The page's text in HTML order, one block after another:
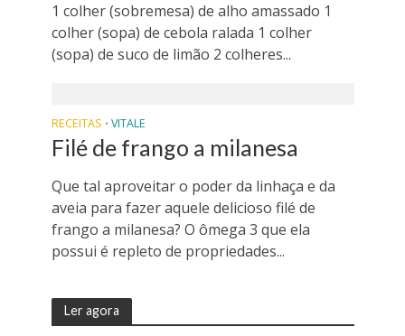
1 colher (sobremesa) de alho amassado 1
colher (sopa) de cebola ralada 1 colher
(sopa) de suco de limão 2 colheres...
RECEITAS • VITALE
Filé de frango a milanesa
Que tal aproveitar o poder da linhaça e da
aveia para fazer aquele delicioso filé de
frango a milanesa? O ômega 3 que ela
possui é repleto de propriedades...
Ler agora